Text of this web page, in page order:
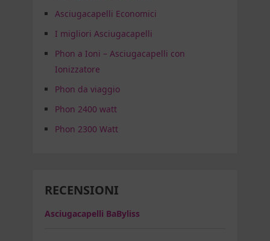
Asciugacapelli Economici
I migliori Asciugacapelli
Phon a Ioni – Asciugacapelli con
Ionizzatore
Phon da viaggio
Phon 2400 watt
Phon 2300 Watt
RECENSIONI
Asciugacapelli BaByliss